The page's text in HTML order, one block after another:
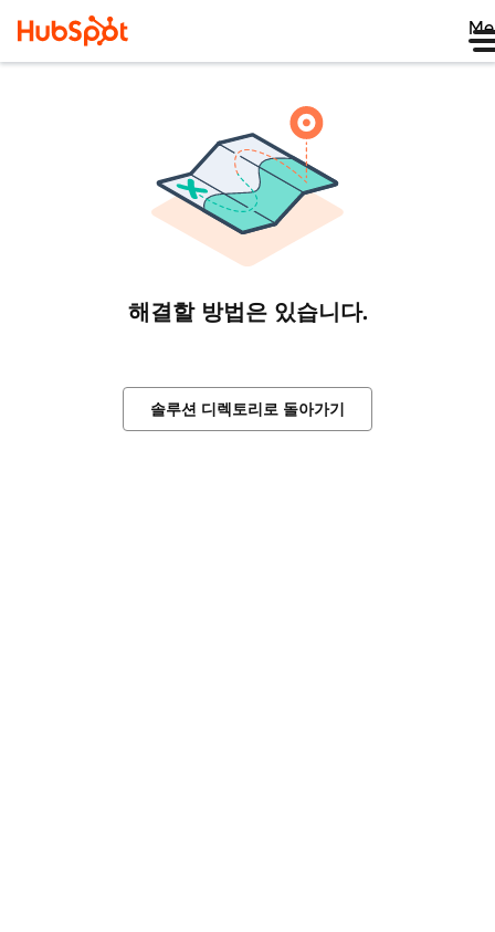
해결할 방법은 있습니다.
솔루션 디렉토리로 돌아가기